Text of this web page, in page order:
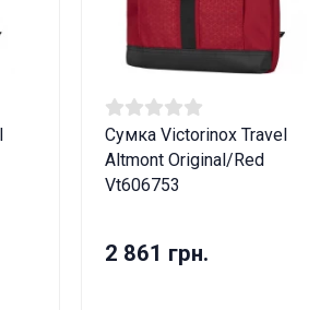
Сумка Victorinox Travel
Altmont Original/Red
Vt606753
2 861 грн.